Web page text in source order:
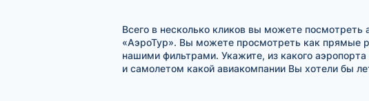
Всего в несколько кликов вы можете посмотреть
«АэроТур». Вы можете просмотреть как прямые
нашими фильтрами. Укажите, из какого
и самолетом какой авиакомпании Вы хотели бы